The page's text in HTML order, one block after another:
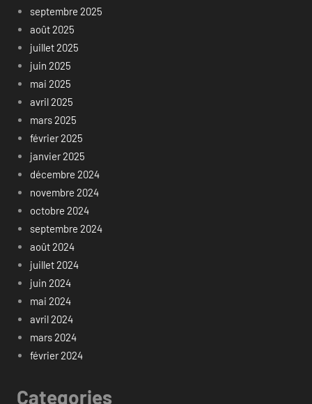
septembre 2025
août 2025
juillet 2025
juin 2025
mai 2025
avril 2025
mars 2025
février 2025
janvier 2025
décembre 2024
novembre 2024
octobre 2024
septembre 2024
août 2024
juillet 2024
juin 2024
mai 2024
avril 2024
mars 2024
février 2024
Categories